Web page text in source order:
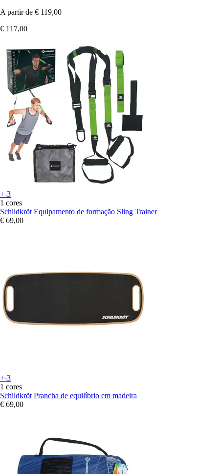
A partir de € 119,00
€ 117,00
+-3
1 cores
Schildkröt Equipamento de formação Sling Trainer
€ 69,00
+-3
1 cores
Schildkröt Prancha de equilíbrio em madeira
€ 69,00